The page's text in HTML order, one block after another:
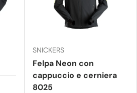
SNICKERS
Felpa Neon con
cappuccio e cerniera
8025